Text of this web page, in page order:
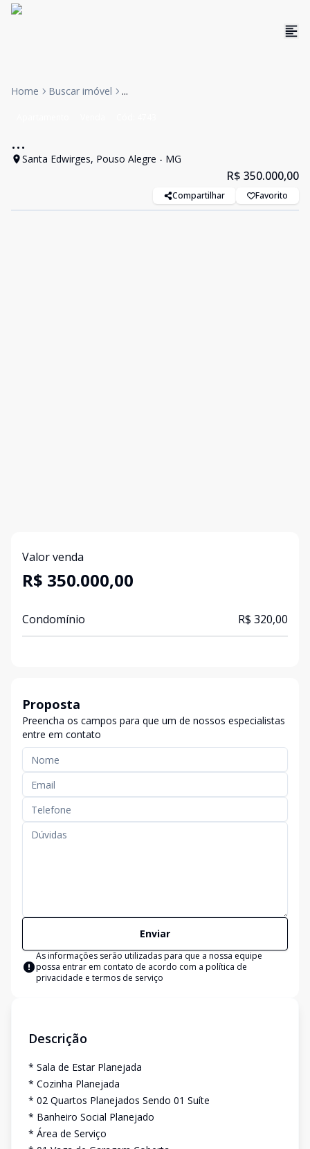
Home Buscar imóvel ...
...
Santa Edwirges, Pouso Alegre - MG
R$ 350.000,00
Compartilhar Favorito
Valor venda
R$ 350.000,00
Condomínio R$ 320,00
Proposta
Preencha os campos para que um de nossos especialistas
entre em contato
Enviar
As informações serão utilizadas para que a nossa equipe
possa entrar em contato de acordo com a política de
privacidade e termos de serviço
Descrição
* Sala de Estar Planejada
* Cozinha Planejada
* 02 Quartos Planejados Sendo 01 Suíte
* Banheiro Social Planejado
* Área de Serviço